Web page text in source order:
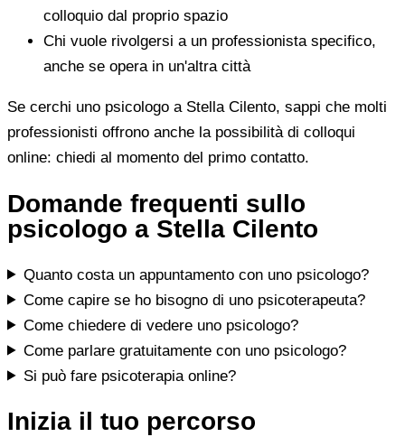
colloquio dal proprio spazio
Chi vuole rivolgersi a un professionista specifico,
anche se opera in un'altra città
Se cerchi uno psicologo a Stella Cilento, sappi che molti
professionisti offrono anche la possibilità di colloqui
online: chiedi al momento del primo contatto.
Domande frequenti sullo
psicologo a Stella Cilento
Quanto costa un appuntamento con uno psicologo?
Come capire se ho bisogno di uno psicoterapeuta?
Come chiedere di vedere uno psicologo?
Come parlare gratuitamente con uno psicologo?
Si può fare psicoterapia online?
Inizia il tuo percorso